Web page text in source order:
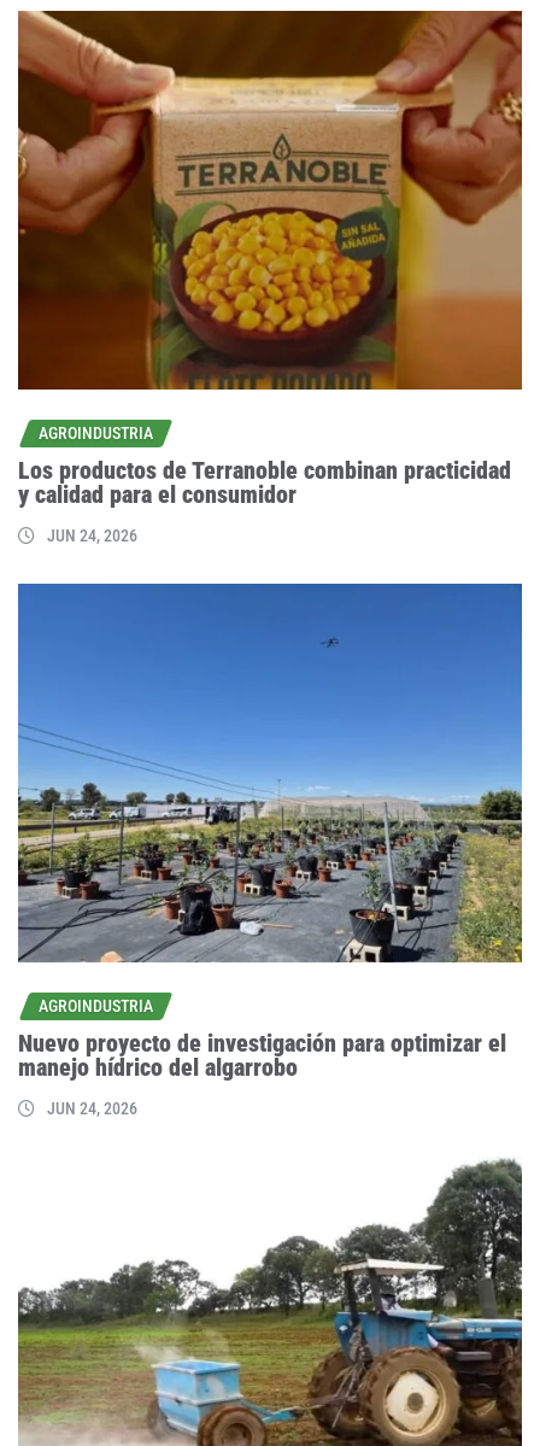
AGROINDUSTRIA
Los productos de Terranoble combinan practicidad
y calidad para el consumidor
JUN 24, 2026
AGROINDUSTRIA
Nuevo proyecto de investigación para optimizar el
manejo hídrico del algarrobo
JUN 24, 2026